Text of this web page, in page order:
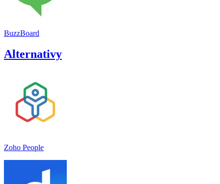
BuzzBoard
Alternativy
Zoho People